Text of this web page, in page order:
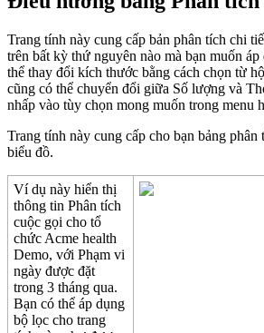
Trang tính này cung cấp bản phân tích chi tiế
trên bất kỳ thứ nguyên nào mà bạn muốn áp
thể thay đổi kích thước bằng cách chọn từ hộ
cũng có thể chuyển đổi giữa Số lượng và Th
nhấp vào tùy chọn mong muốn trong menu
Trang tính này cung cấp cho bạn bảng phân t
biểu đồ.
Ví dụ này hiển thị
thông tin Phân tích
cuộc gọi cho tổ
chức Acme health
Demo, với Phạm vi
ngày được đặt
trong 3 tháng qua.
Bạn có thể áp dụng
bộ lọc cho trang